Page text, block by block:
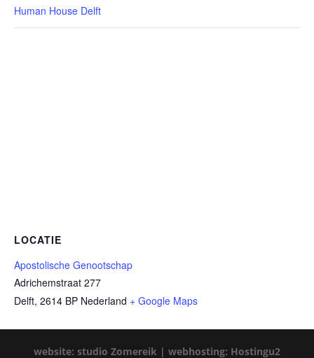
Human House Delft
LOCATIE
Apostolische Genootschap
Adrichemstraat 277
Delft, 2614 BP Nederland + Google Maps
website: studio Zomereik | webhosting: Hostingu2